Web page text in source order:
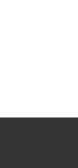
Устройство